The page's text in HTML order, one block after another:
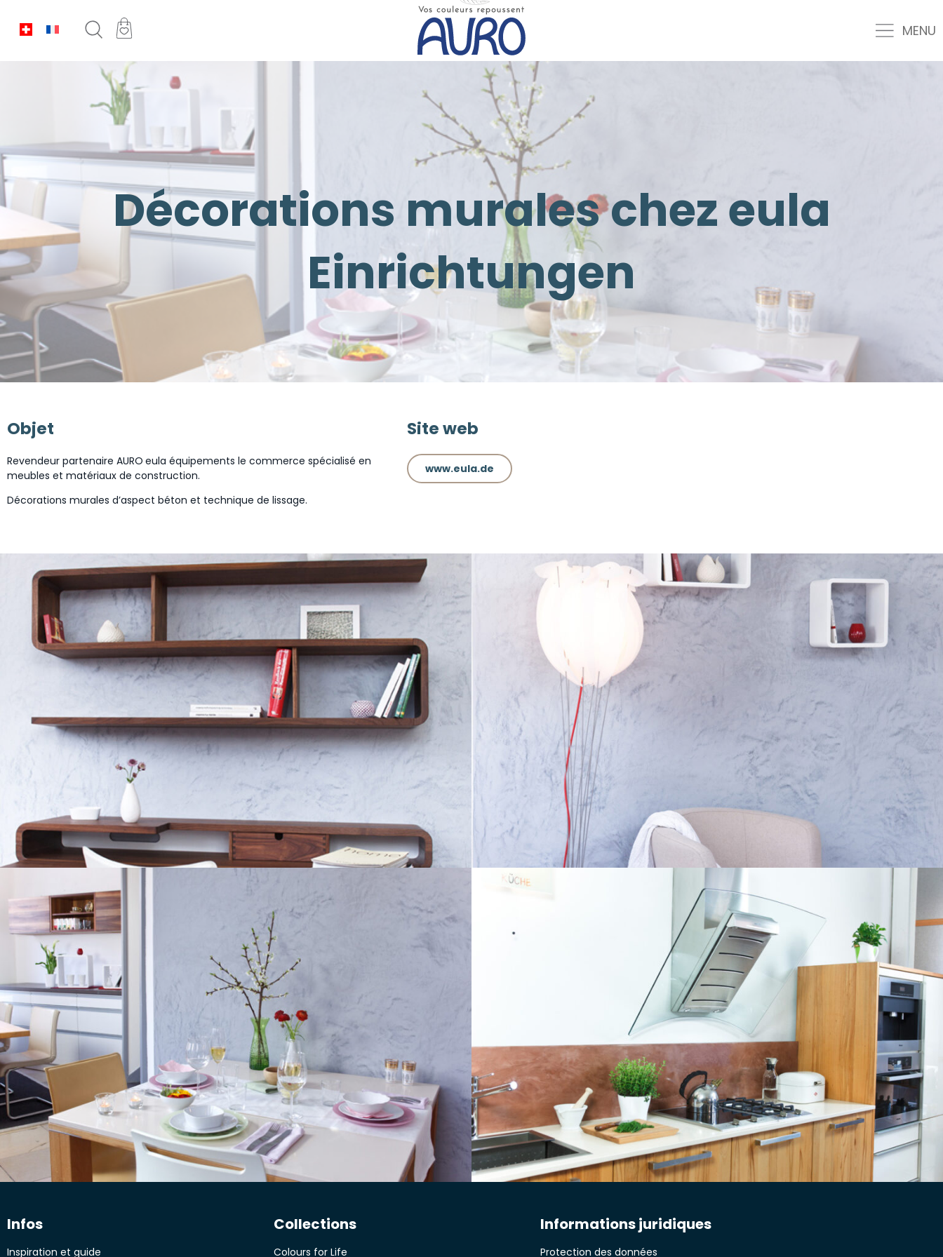
MENU
Décorations murales chez eula
Einrichtungen
Objet
Revendeur partenaire AURO eula équipements le commerce spécialisé en
meubles et matériaux de construction.
Décorations murales d’aspect béton et technique de lissage.
Site web
www.eula.de
Infos
Inspiration et guide
Collections
Colours for Life
Informations juridiques
Protection des données